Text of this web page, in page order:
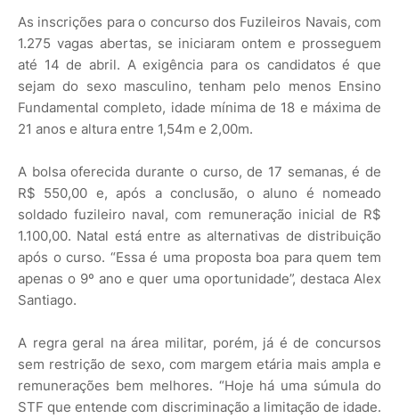
As inscrições para o concurso dos Fuzileiros Navais, com
1.275 vagas abertas, se iniciaram ontem e prosseguem
até 14 de abril. A exigência para os candidatos é que
sejam do sexo masculino, tenham pelo menos Ensino
Fundamental completo, idade mínima de 18 e máxima de
21 anos e altura entre 1,54m e 2,00m.
A bolsa oferecida durante o curso, de 17 semanas, é de
R$ 550,00 e, após a conclusão, o aluno é nomeado
soldado fuzileiro naval, com remuneração inicial de R$
1.100,00. Natal está entre as alternativas de distribuição
após o curso. “Essa é uma proposta boa para quem tem
apenas o 9º ano e quer uma oportunidade”, destaca Alex
Santiago.
A regra geral na área militar, porém, já é de concursos
sem restrição de sexo, com margem etária mais ampla e
remunerações bem melhores. “Hoje há uma súmula do
STF que entende com discriminação a limitação de idade.